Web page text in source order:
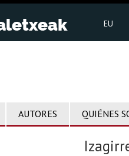
EU
AUTORES QUIÉNES